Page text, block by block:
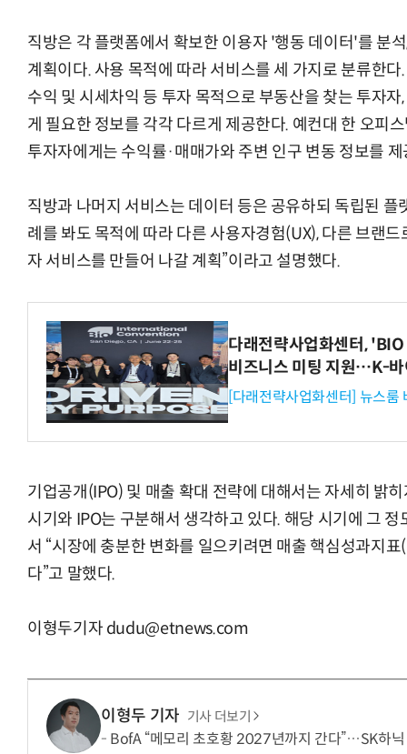
직방은 각 플랫폼에서 확보한 이용자 '행동 데이터'를 분
계획이다. 사용 목적에 따라 서비스를 세 가지로 분류한
수익 및 시세차익 등 투자 목적으로 부동산을 찾는 투자
게 필요한 정보를 각각 다르게 제공한다. 예컨대 한 오피
투자자에게는 수익률·매매가와 주변 인구 변동 정보를
직방과 나머지 서비스는 데이터 등은 공유하되 독립된 플
례를 봐도 목적에 따라 다른 사용자경험(UX), 다른 브랜
자 서비스를 만들어 나갈 계획”이라고 설명했다.
다래전략사업화센터,
비즈니스 미팅 지원…K-바
[다래전략사업화센터] 뉴스룸
기업공개(IPO) 및 매출 확대 전략에 대해서는 자세히 밝
시기와 IPO는 구분해서 생각하고 있다. 해당 시기에 그
서 “시장에 충분한 변화를 일으키려면 매출 핵심성과지
다”고 말했다.
이형두기자 dudu@etnews.com
이형두 기자 기사 더보기
BofA “메모리 초호황 2027년까지 간다”…SK하
“입으면 전투력 상승?” 드래곤볼 전투